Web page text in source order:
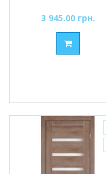
3 945.00 грн.